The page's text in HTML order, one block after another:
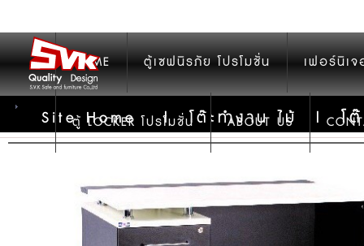
HOME ตู้เซฟนิรภัย โปรโมชั่น เฟอร์นิเ
ตู้ LOCKER โปรโมชั่น ABOUT US
Site Home |โต๊ะทำงาน ไม้ |โ